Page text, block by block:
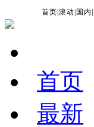
首页 |滚动 国内
首页
最新